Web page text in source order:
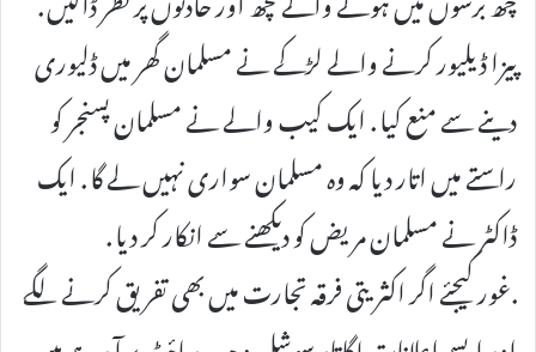
پیزا ڈیلیور کرنے والے لڑکے نے مسلمان گھر میں ڈلیوری
دینے سے منع کیا . ایک کیب والے نے مسلمان پسنجر کو
راستے میں اتار دیا کہ وہ مسلمان سواری نہیں لے گا . ایک
ڈاکٹر نے مسلمان مریض کو دیکھنے سے انکار کر دیا .
.غور کیجئے اگر اکثریتی فرقہ تجارت میں بھی تفریق کرنے لگے